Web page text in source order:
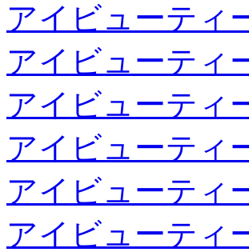
アイビューティ
アイビューティ
アイビューティ
アイビューティ
アイビューティ
アイビューティ